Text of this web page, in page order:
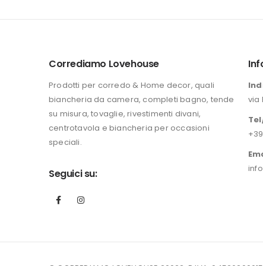
era:
è:
Corrediamo Lovehouse
Prodotti per corredo & Home decor, quali
biancheria da camera, completi bagno, tende
su misura, tovaglie, rivestimenti divani,
centrotavola e biancheria per occasioni
speciali.
Seguici su:
via